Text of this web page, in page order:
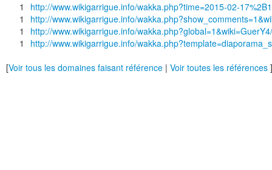
1
http://www.wikigarrigue.info/wakka.php?time=2015-02-
1
http://www.wikigarrigue.info/
1
http://www.wikigarrigue.info/
1
http://www.wikigarrigue.info/
[Voir tous les domaines faisant référence | Voir toutes les références ]